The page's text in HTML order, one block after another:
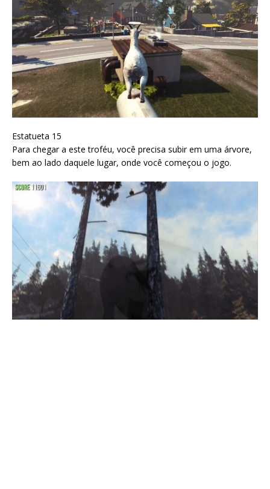
Estatueta 15
Para chegar a este troféu, você precisa subir em uma árvore,
bem ao lado daquele lugar, onde você começou o jogo.